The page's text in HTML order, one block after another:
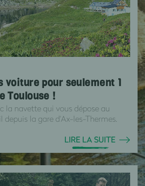
voiture pour seulement 1
Toulouse !
la navette qui vous dépose au
depuis la gare d'Ax-les-Thermes.
LIRE LA SUITE